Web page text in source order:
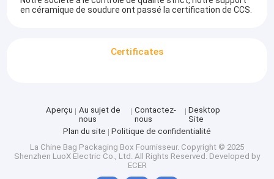
en céramique de soudure ont passé la certification de CCS.
Certificates
Aperçu
Au sujet de
nous
Contactez-
nous
Desktop
Site
Plan du site
Politique de confidentialité
La Chine Bag Packaging Box Fournisseur. Copyright © 2025
Shenzhen LuoX Electric Co., Ltd. All Rights Reserved. Developed by
ECER